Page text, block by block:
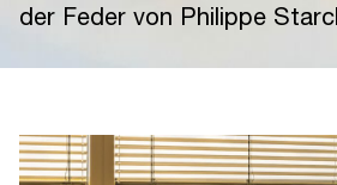
der Feder von Philippe